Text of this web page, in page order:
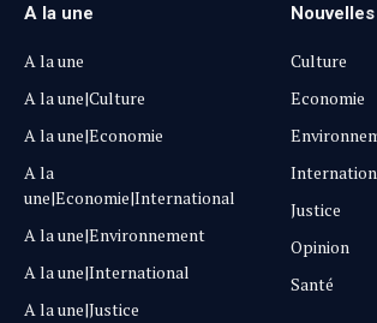
A la une
A la une
A la une|Culture
A la une|Economie
A la
une|Economie|International
A la une|Environnement
A la une|International
A la une|Justice
Nouvelles
Culture
Economie
Justice
Opinion
Santé